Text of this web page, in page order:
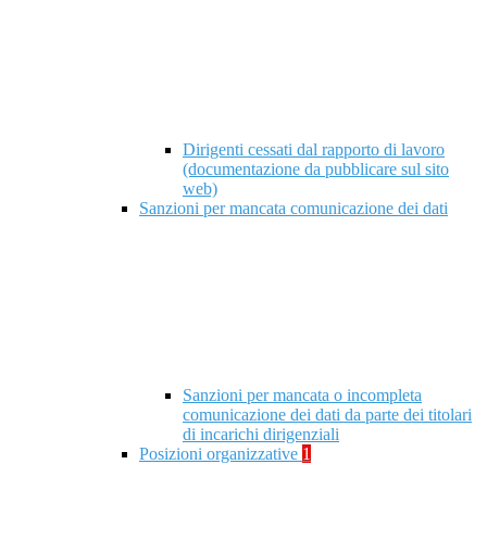
Dirigenti cessati dal rapporto di lavoro
(documentazione da pubblicare sul sito
web)
Sanzioni per mancata comunicazione dei dati
Sanzioni per mancata o incompleta
comunicazione dei dati da parte dei titolari
di incarichi dirigenziali
Posizioni organizzative 1